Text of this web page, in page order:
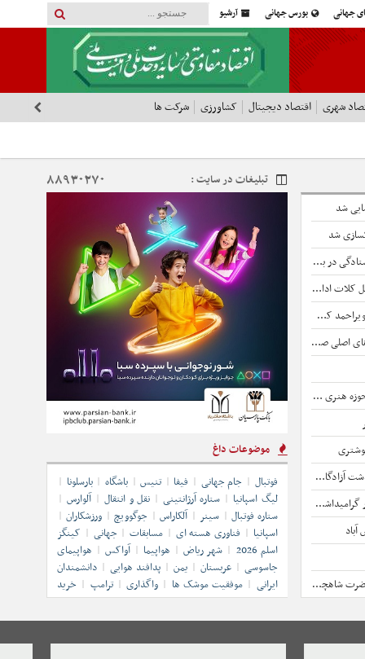
جهانی بورس جهانی آرشیو
شهری اقتصاد دیجیتال کشاورزی شرکت ها
شد
شد
سلطه است
ادامه دارد
کشف شد
باشد
شمالی است
دستگیر شد
مدرسه میناب
تبلیغات در سایت : ۸۸۹۳۰۲۷۰
موضوعات داغ
فوتبال
جام جهانی فیفا تنیس باشگاه
بارسلونا
لیگ اسپانیا
ستاره آرژانتینی نقل و انتقال
آلوارس
ستاره فوتبال
سینر آلکاراس جوگوویچ
ورزشکاران
اسپانیا
فناوری هسته ای مسابقات جهانی
کینگز
اسلم 2026
شهر ریاض هواپیما آواکس
هواپیمای
جاسوسی
عربستان یمن پدافند هوایی
دانشمندان
ایرانی
موفقیت موشک ها واگذاری ترامپ
خرید
ورق سیاه 2 میل
فروش ورق سیاه 2 میل
قیمت ورق
سیاه 2 میل
خصوصی سازی صنعت
پتروشیمی